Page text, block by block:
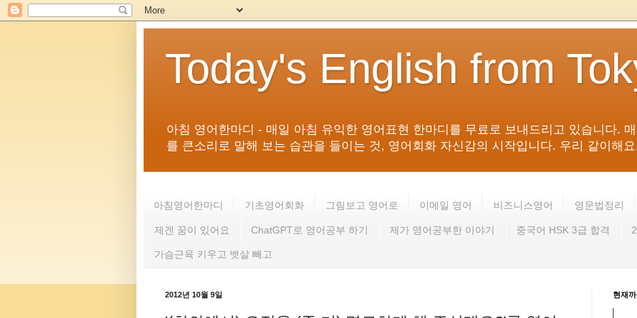
Today's English from
아침 영어한마디 - 매일 아침 유익한 영어표현 한마디를 무료로 보내드리고 있습니다.
를 큰소리로 말해 보는 습관을 들이는 것, 영어회화 자신감의 시작입니다. 우리 같이해
아침영어한마디 기초영어회화 그림보고 영어로 이메일 영어 비즈니스영어 영문법정리
제겐 꿈이 있어요 ChatGPT로 영어공부 하기 제가 영어공부한 이야기 중국어 HSK 3급 합격
가슴근육 키우고 뱃살 빼고
2012년 10월 9일 현재